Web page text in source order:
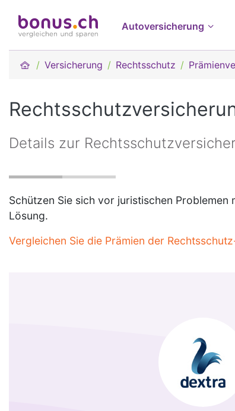
Autoversicherung
Versicherung Rechtsschutz
Details zur
Schützen Sie sich vor juristischen
Lösung.
Vergleichen Sie die Prämien der